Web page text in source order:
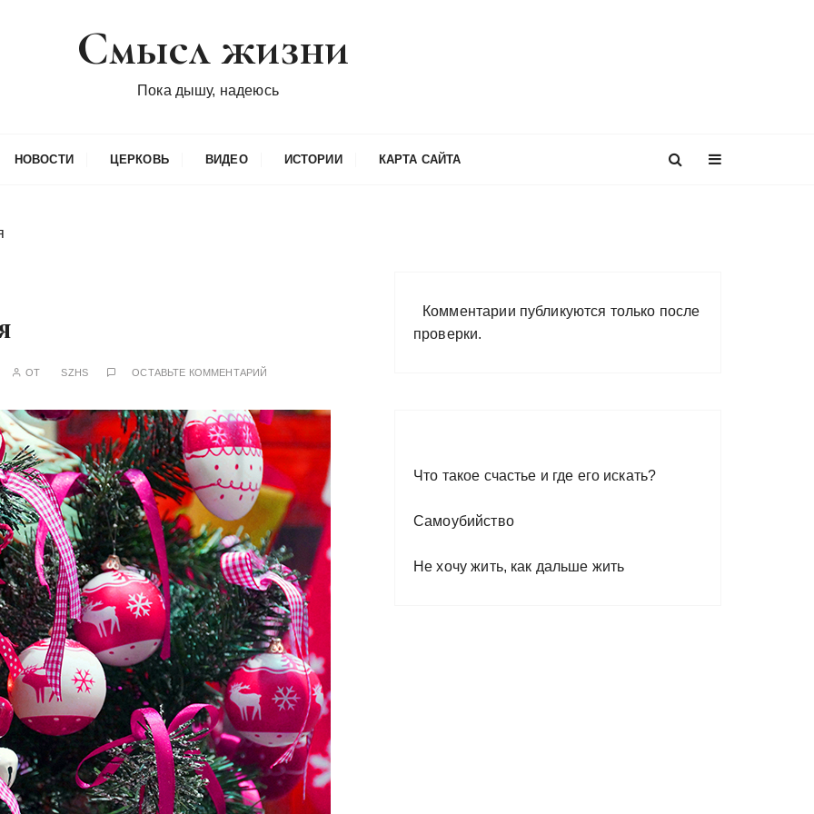
Смысл жизни
Пока дышу, надеюсь
НОВОСТИ ЦЕРКОВЬ ВИДЕО ИСТОРИИ КАРТА САЙТА
ОТ SZHS ОСТАВЬТЕ КОММЕНТАРИЙ
Комментарии публикуются только после
проверки.
Что такое счастье и где его искать?
Самоубийство
Не хочу жить, как дальше жить